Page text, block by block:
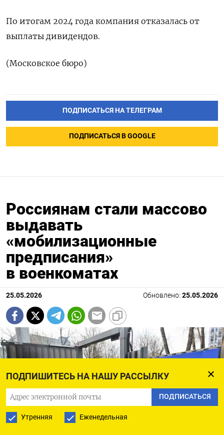
ПОДПИШИТЕСЬ НА НАШУ РАССЫЛКУ
ПОДПИСАТЬСЯ
Утренняя Еженедельная
По итогам ​2024 ⁠года ‌компания ‌отказалась от ​
выплаты дивидендов.
(Московское ‌бюро)
ПОДПИСАТЬСЯ НА ТЕЛЕГРАМ
ПОДПИСАТЬСЯ В GOOGLE
Россиянам стали массово
выдавать
«мобилизационные
предписания»
в военкоматах
25.05.2026 Обновлено: 25.05.2026